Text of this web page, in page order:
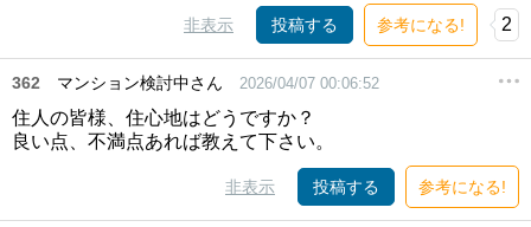
非表示 投稿する 参考になる! 2
362 マンション検討中さん 2026/04/07 00:06:52
住人の皆様、住心地はどうですか？
良い点、不満点あれば教えて下さい。
非表示 投稿する 参考になる!